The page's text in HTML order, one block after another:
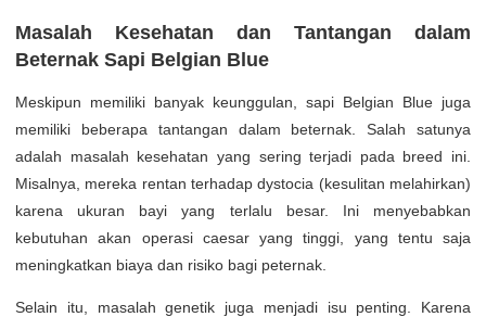
Masalah Kesehatan dan Tantangan dalam
Beternak Sapi Belgian Blue
Meskipun memiliki banyak keunggulan, sapi Belgian Blue juga
memiliki beberapa tantangan dalam beternak. Salah satunya
adalah masalah kesehatan yang sering terjadi pada breed ini.
Misalnya, mereka rentan terhadap dystocia (kesulitan melahirkan)
karena ukuran bayi yang terlalu besar. Ini menyebabkan
kebutuhan akan operasi caesar yang tinggi, yang tentu saja
meningkatkan biaya dan risiko bagi peternak.
Selain itu, masalah genetik juga menjadi isu penting. Karena